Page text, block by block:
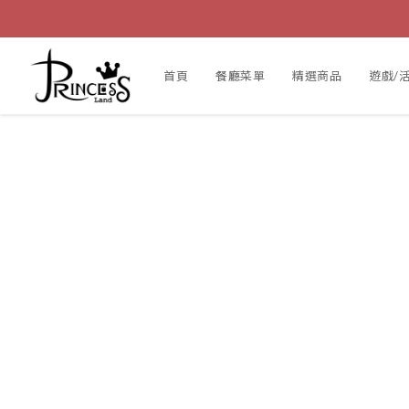
首頁 餐廳菜單 精選商品 遊戲/